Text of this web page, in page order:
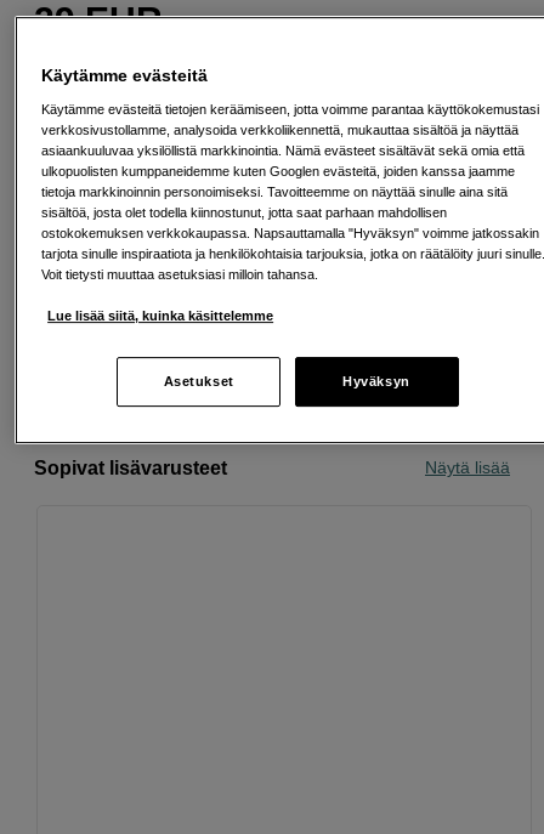
29 EUR
Lisää ostoskoriin
Ilmainen toimitus yli 200 EUR ostoksille
Henkilökohtaista palvelua
Sopivat lisävarusteet Näytä lisää
Käytämme evästeitä
Käytämme evästeitä tietojen keräämiseen, jotta voimme parantaa käyttökokemustasi
verkkosivustollamme, analysoida verkkoliikennettä, mukauttaa sisältöä ja näyttää
asiaankuuluvaa yksilöllistä markkinointia. Nämä evästeet sisältävät sekä omia että
ulkopuolisten kumppaneidemme kuten Googlen evästeitä, joiden kanssa jaamme
tietoja markkinoinnin personoimiseksi. Tavoitteemme on näyttää sinulle aina sitä
sisältöä, josta olet todella kiinnostunut, jotta saat parhaan mahdollisen
ostokokemuksen verkkokaupassa. Napsauttamalla "Hyväksyn" voimme jatkossakin
tarjota sinulle inspiraatiota ja henkilökohtaisia tarjouksia, jotka on räätälöity juuri
Voit tietysti muuttaa asetuksiasi milloin tahansa.
Lue lisää siitä, kuinka käsittelemme
Asetukset Hyväksyn